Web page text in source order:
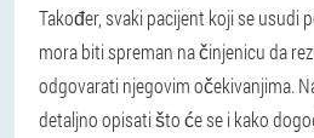
Također, svaki pacijent koji se usudi
mora biti spreman na činjenicu da
odgovarati njegovim očekivanjima.
detaljno opisati što će se i kako